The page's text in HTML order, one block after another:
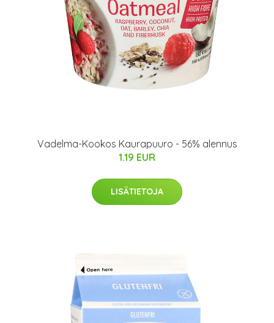
Vadelma-Kookos Kaurapuuro - 56% alennus
1.19 EUR
LISÄTIETOJA